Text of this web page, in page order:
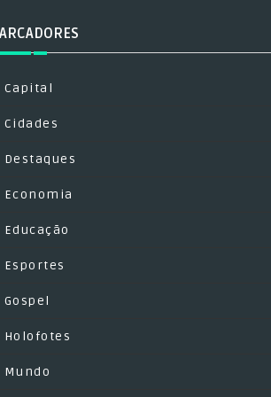
Capital
Cidades
Destaques
Economia
Educação
Esportes
Gospel
Holofotes
Mundo